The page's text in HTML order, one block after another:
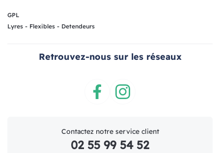
GPL
Lyres - Flexibles - Detendeurs
Retrouvez-nous sur les réseaux
Contactez notre service client
02 55 99 54 52